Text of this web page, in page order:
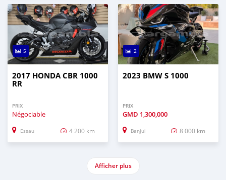
5
2017 HONDA CBR 1000
RR
PRIX
Négociable
Essau 4 200 km
2
2023 BMW S 1000
PRIX
GMD 1,300,000
Banjul 8 000 km
Afficher plus